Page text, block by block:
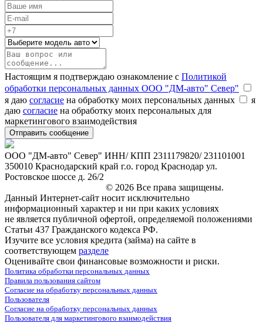
Настоящим я подтверждаю ознакомление с Политикой
обработки персональных данных ООО "ДМ-авто" Север"
я даю согласие на обработку моих персональных данных
я
даю согласие на обработку моих персональных для
маркетингового взаимодействия
ООО "ДМ-авто" Север" ИНН/ КПП 2311179820/ 231101001
350010 Краснодарский край г.о. город Краснодар ул.
Ростовское шоссе д. 26/2
© 2026 Все права защищены.
Данный Интернет-сайт носит исключительно
информационный характер и ни при каких условиях
не является публичной офертой, определяемой положениями
Статьи 437 Гражданского кодекса РФ.
Изучите все условия кредита (займа) на сайте в
соответствующем разделе
Оценивайте свои финансовые возможности и риски.
Политика обработки персональных данных
Правила пользования сайтом
Согласие на обработку персональных данных
Пользователя
Согласие на обработку персональных данных
Пользователя для маркетингового взаимодействия